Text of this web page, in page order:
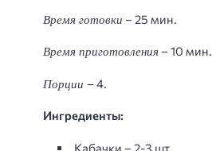
Время готовки – 25 мин.
Время приготовления – 10 мин.
Порции – 4.
Ингредиенты:
Кабачки – 2-3 шт.